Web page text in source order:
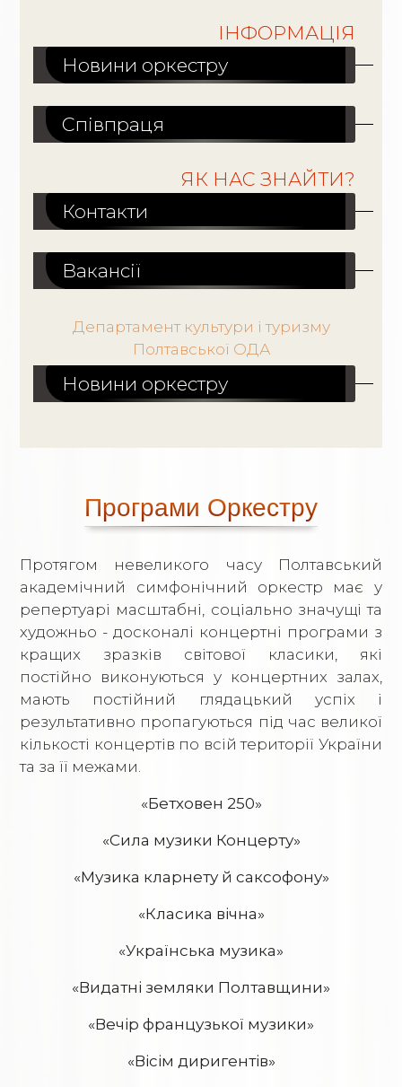
ІНФОРМАЦІЯ
Новини оркестру
Співпраця
ЯК НАС ЗНАЙТИ?
Контакти
Вакансiї
Департамент культури і туризму
Полтавської ОДА
Новини оркестру
Програми Оркестру
Протягом невеликого часу Полтавський
академічний симфонічний оркестр має у
репертуарі масштабні, соціально значущі та
художньо - досконалі концертні програми з
кращих зразків світової класики, які
постійно виконуються у концертних залах,
мають постійний глядацький успіх і
результативно пропагуються під час великої
кількості концертів по всій території України
та за її межами.
«Бетховен 250»
«Сила музики Концерту»
«Музика кларнету й саксофону»
«Класика вічна»
«Українська музика»
«Видатні земляки Полтавщини»
«Вечір французької музики»
«Вісім диригентів»